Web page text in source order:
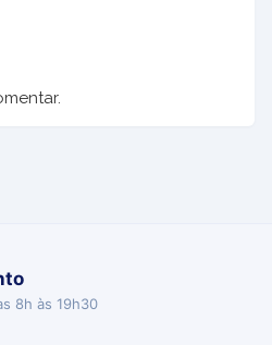
8h às 19h30